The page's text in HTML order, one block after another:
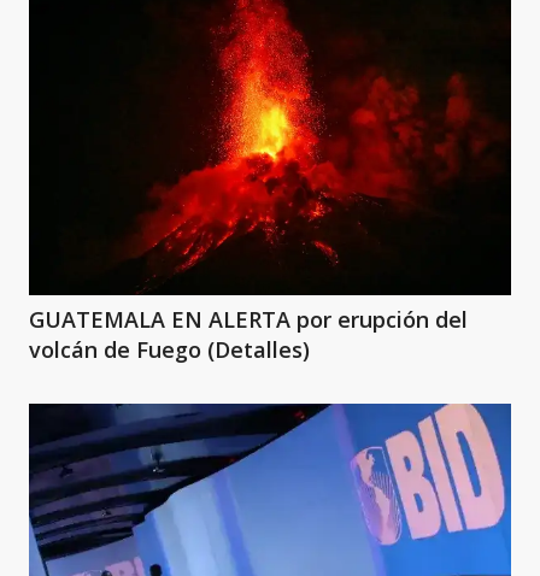
GUATEMALA EN ALERTA por erupción del
volcán de Fuego (Detalles)